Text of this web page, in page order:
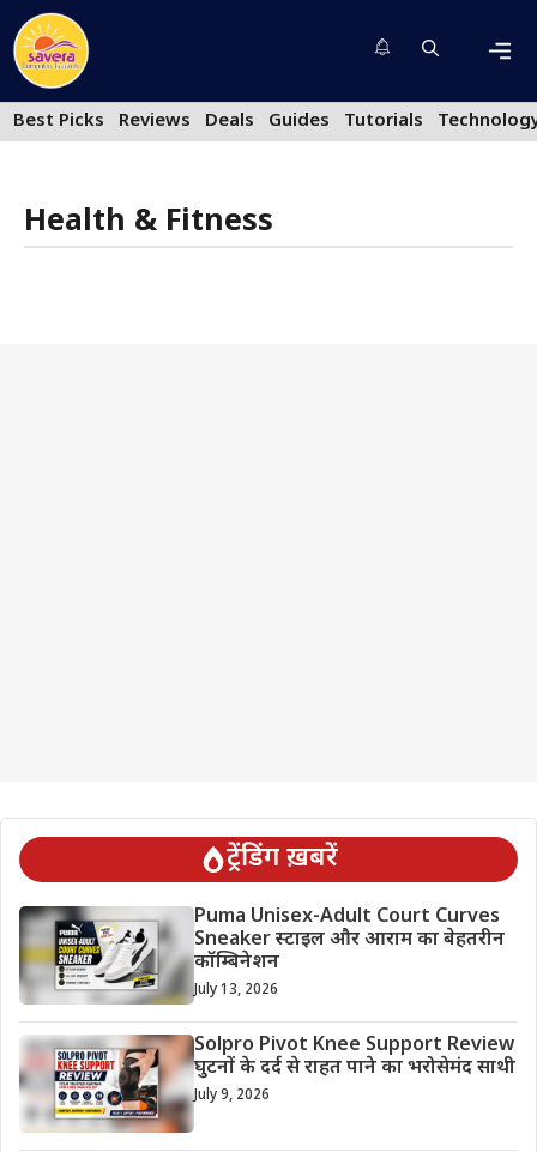
Skip
to
content
Best Picks
Reviews Deals Guides Tutorials
Health & Fitness
ट्रेंडिंग ख़बरें
Puma Unisex-Adult Court Curves
Sneaker स्टाइल और आराम का बेहतरीन
कॉम्बिनेशन
July 13, 2026
Solpro Pivot Knee Support Review
घुटनों के दर्द से राहत पाने का भरोसेमंद साथी
July 9, 2026